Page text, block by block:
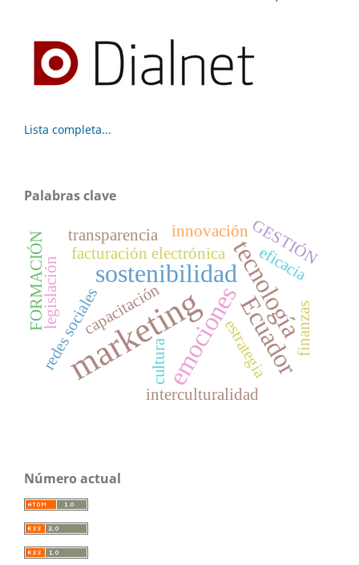
Lista completa...
Palabras clave
marketing
emociones
sostenibilidadtecnología
Ecuador
cultura
capacitación
estrategia
facturación electrónica
innovación
transparencia
redes sociales
interculturalidad
legislación finanzas
FORMACIÓN eficacia
GESTIÓN
Número actual